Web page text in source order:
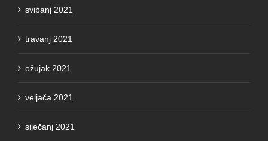
travanj 2021
ožujak 2021
veljača 2021
siječanj 2021
prosinac 2020